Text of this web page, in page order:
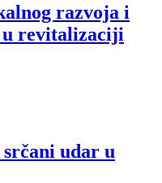
razvoja i
revitalizaciji
udar u